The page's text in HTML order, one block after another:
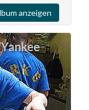
anzeigen